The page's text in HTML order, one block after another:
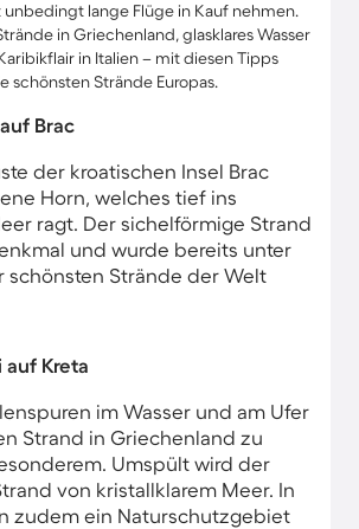
unbedingt lange Flüge in Kauf nehmen.
in Griechenland, glasklares Wasser
in Italien – mit diesen Tipps
schönsten Strände Europas.
Brac
der kroatischen Insel Brac
Horn, welches tief ins
ragt. Der sichelförmige Strand
und wurde bereits unter
schönsten Strände der Welt
auf Kreta
im Wasser und am Ufer
Strand in Griechenland zu
Umspült wird der
von kristallklarem Meer. In
zudem ein Naturschutzgebiet